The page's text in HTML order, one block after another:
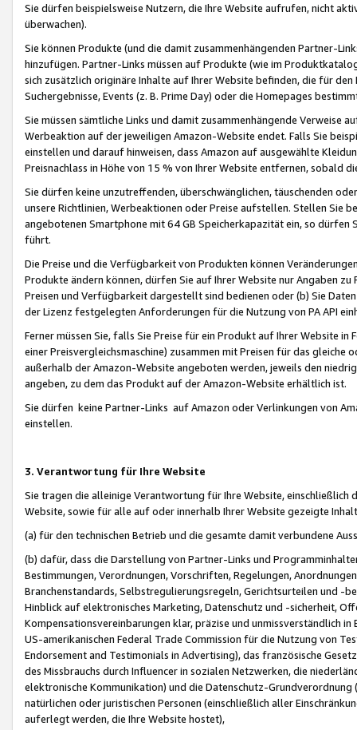
Sie dürfen beispielsweise Nutzern, die Ihre Website aufrufen, nicht
überwachen).
Sie können Produkte (und die damit zusammenhängenden Partner-
hinzufügen. Partner-Links müssen auf Produkte (wie im
sich zusätzlich originäre Inhalte auf Ihrer Website befinden, die für
Suchergebnisse, Events (z. B. Prime Day) oder die Homepages
Sie müssen sämtliche Links und damit zusammenhängende
Werbeaktion auf der jeweiligen Amazon-Website endet. Falls Sie
einstellen und darauf hinweisen, dass Amazon auf ausgewählte
Preisnachlass in Höhe von 15 % von Ihrer Website entfernen, sobald
Sie dürfen keine unzutreffenden, überschwänglichen, täuschenden
unsere Richtlinien, Werbeaktionen oder Preise aufstellen. Stellen Sie
angebotenen Smartphone mit 64 GB Speicherkapazität ein, so dürfen
führt.
Die Preise und die Verfügbarkeit von Produkten können
Produkte ändern können, dürfen Sie auf Ihrer Website nur Angaben
Preisen und Verfügbarkeit dargestellt sind bedienen oder (b) Sie
der Lizenz festgelegten Anforderungen für die Nutzung von PA API
Ferner müssen Sie, falls Sie Preise für ein Produkt auf Ihrer Website
einer Preisvergleichsmaschine) zusammen mit Preisen für das
außerhalb der Amazon-Website angeboten werden, jeweils den
angeben, zu dem das Produkt auf der Amazon-Website erhältlich ist.
Sie dürfen keine Partner-Links auf Amazon oder Verlinkungen von
einstellen.
3. Verantwortung für Ihre Website
Sie tragen die alleinige Verantwortung für Ihre Website,
Website, sowie für alle auf oder innerhalb Ihrer Website gezeigte
(a) für den technischen Betrieb und die gesamte damit verbundene
(b) dafür, dass die Darstellung von Partner-Links und
Bestimmungen, Verordnungen, Vorschriften, Regelungen,
Branchenstandards, Selbstregulierungsregeln, Gerichtsurteilen und -
Hinblick auf elektronisches Marketing, Datenschutz und -sicherheit,
Kompensationsvereinbarungen klar, präzise und unmissverständlich
US-amerikanischen Federal Trade Commission für die Nutzung von
Endorsement and Testimonials in Advertising), das französische
des Missbrauchs durch Influencer in sozialen Netzwerken, die
elektronische Kommunikation) und die Datenschutz-
natürlichen oder juristischen Personen (einschließlich aller
auferlegt werden, die Ihre Website hostet),